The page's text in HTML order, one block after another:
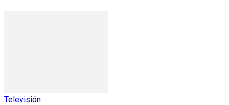
Televisión